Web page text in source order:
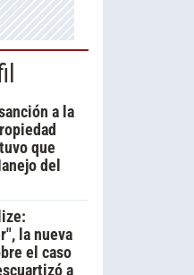
a la
que
del
la nueva
el caso
a